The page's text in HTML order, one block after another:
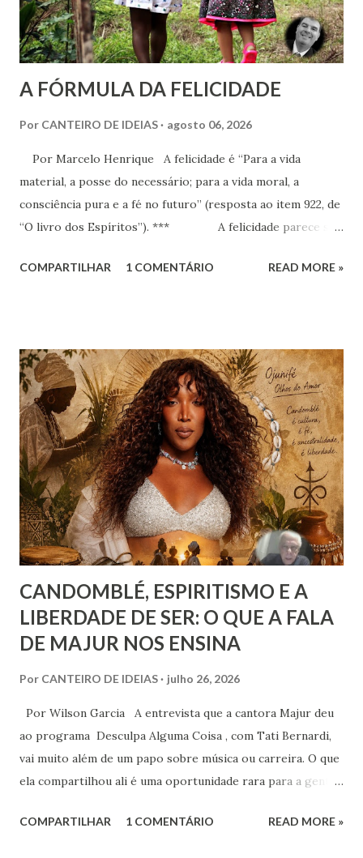
A FÓRMULA DA FELICIDADE
Por CANTEIRO DE IDEIAS agosto 06, 2026
Por Marcelo Henrique A felicidade é “Para a vida
material, a posse do necessário; para a vida moral, a
consciência pura e a fé no futuro” (resposta ao item 922, de
“O livro dos Espíritos”). *** A felicidade parece ser
desejo, a aspiração, o projeto de vida de cada criatura,
alegria. Esta última corresponde a instantes, momentos que
têm duração variável e que pertencem ao âmbito dos
sentimentos derivados de experiências específicas, onde se
pode compreender o alcance das emoções. Já a felicidade…
Ah, esta corresponde a um ideal de inspiração, como se,
figurativamente, estivéssemos diante da linha de chegada
de uma competição esportiva ou o ápice de uma monta...
COMPARTILHAR 1 COMENTÁRIO READ MORE »
CANDOMBLÉ, ESPIRITISMO E A
LIBERDADE DE SER: O QUE A FALA
DE MAJUR NOS ENSINA
Por CANTEIRO DE IDEIAS julho 26, 2026
Por Wilson Garcia A entrevista que a cantora Majur deu
ao programa Desculpa Alguma Coisa , com Tati Bernardi,
vai muito além de um papo sobre música ou carreira. O que
ela compartilhou ali é uma oportunidade rara para a gente
identidade espiritual, pertencimento e intolerância
COMPARTILHAR 1 COMENTÁRIO READ MORE »